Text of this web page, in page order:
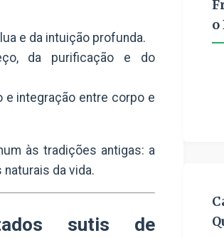
e da intuição profunda.
da purificação e do
integração entre corpo e
às tradições antigas: a
da vida.
sutis de
o